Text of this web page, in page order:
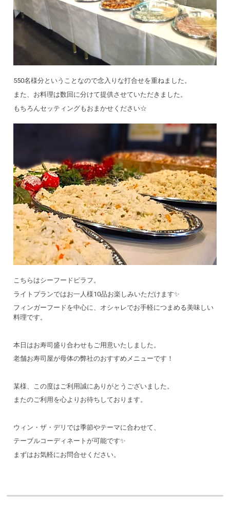
550名様分ということなので念入りな打合せを重ねました。
また、お料理は数回に分けて提供させていただきました。
もちろんセッティングもおまかせください☆
こちらはシーフードピラフ。
ライトプランではお一人様10品お楽しみいただけます✨
フィンガーフードを中心に、オシャレでお手軽につまめる美味しい
料理です。
本日はお寿司盛り合わせもご用意いたしました。
老舗お寿司屋が母体の弊社のおすすめメニューです！
某様、この度はご利用誠にありがとうございました。
またのご利用を心よりお待ちしております。
ウィン・ザ・デリでは季節やテーマに合わせて、
テーブルコーディネートが可能です✨
まずはお気軽にお問合せください。